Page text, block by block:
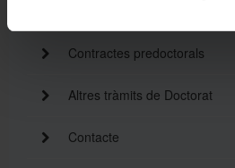
Contractes predoctorals
Altres tràmits de Doctorat
Contacte